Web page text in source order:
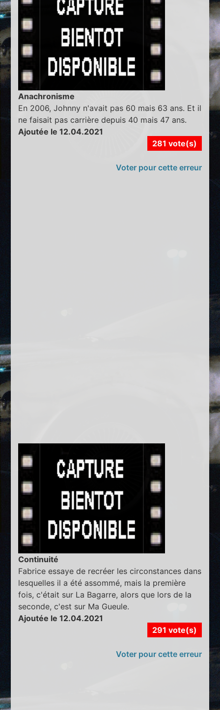
Anachronisme
En 2006, Johnny n'avait pas 60 mais 63 ans. Et il
ne faisait pas carrière depuis 40 mais 47 ans.
Ajoutée le 12.04.2021
281 vote(s)
Voter pour cette erreur
Continuité
Fabrice essaye de recréer les circonstances dans
lesquelles il a été assommé, mais la première
fois, c'était sur La Bagarre, alors que lors de la
seconde, c'est sur Ma Gueule.
Ajoutée le 12.04.2021
291 vote(s)
Voter pour cette erreur